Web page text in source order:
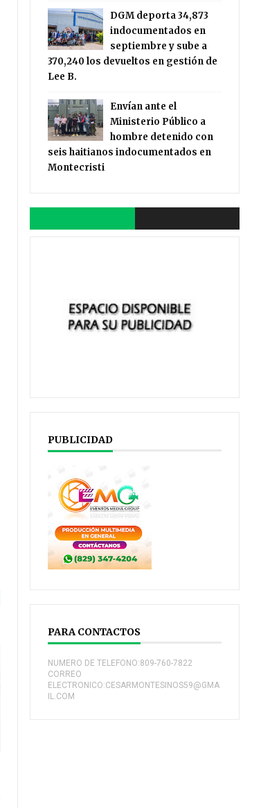
DGM deporta 34,873
indocumentados en
septiembre y sube a
370,240 los devueltos en gestión de
Lee B.
Envían ante el
Ministerio Público a
hombre detenido con
seis haitianos indocumentados en
Montecristi
PUBLICIDAD
PARA CONTACTOS
NUMERO DE TELEFONO:809-760-7822
CORREO
ELECTRONICO:CESARMONTESINOS59@GMA
IL.COM